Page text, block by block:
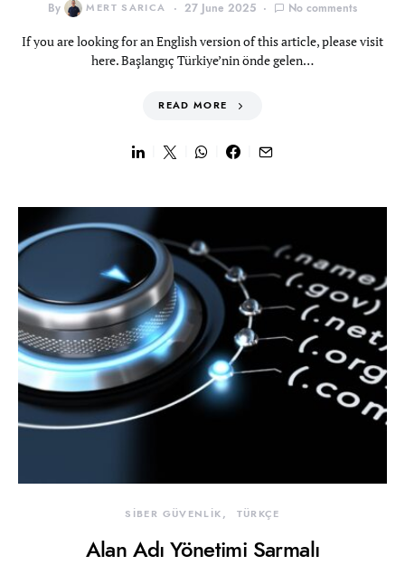
By MERT SARICA 27 June 2025 No comments
If you are looking for an English version of this article, please visit
here. Başlangıç Türkiye’nin önde gelen…
READ MORE
SİBER GÜVENLİK TÜRKÇE
Alan Adı Yönetimi Sarmalı